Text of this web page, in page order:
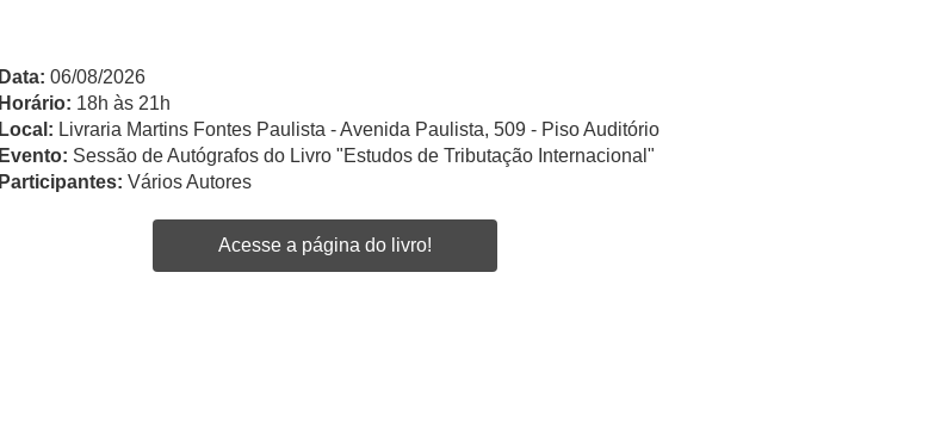
Data: 06/08/2026
Horário: 18h às 21h
Local: Livraria Martins Fontes Paulista - Avenida Paulista, 509 - Piso Auditório
Evento: Sessão de Autógrafos do Livro "Estudos de Tributação Internacional"
Participantes: Vários Autores
Acesse a página do livro!